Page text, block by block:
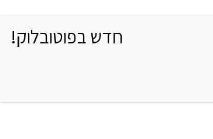
חדש בפוטובלוק!